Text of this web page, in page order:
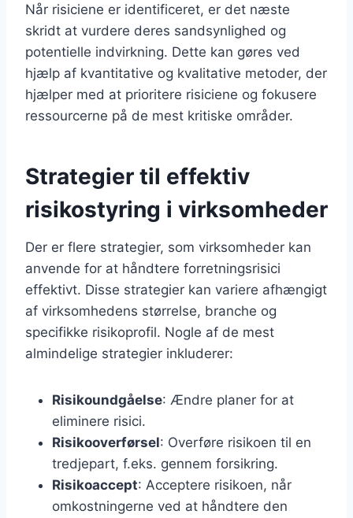
Når risiciene er identificeret, er det næste
skridt at vurdere deres sandsynlighed og
potentielle indvirkning. Dette kan gøres ved
hjælp af kvantitative og kvalitative metoder, der
hjælper med at prioritere risiciene og fokusere
ressourcerne på de mest kritiske områder.
Strategier til effektiv
risikostyring i virksomheder
Der er flere strategier, som virksomheder kan
anvende for at håndtere forretningsrisici
effektivt. Disse strategier kan variere afhængigt
af virksomhedens størrelse, branche og
specifikke risikoprofil. Nogle af de mest
almindelige strategier inkluderer:
Risikoundgåelse: Ændre planer for at
eliminere risici.
Risikooverførsel: Overføre risikoen til en
tredjepart, f.eks. gennem forsikring.
Risikoaccept: Acceptere risikoen, når
omkostningerne ved at håndtere den